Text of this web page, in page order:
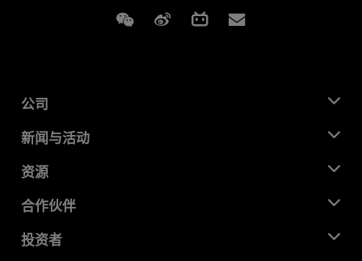
Weixin Weibo Bilibili
公司
关于 AMD
企业责任
就业机会
联系我们
新闻与活动
新闻中心
媒体库
资源
开发中心
成功案例
合作伙伴
AMD 合作伙伴中心
投资者